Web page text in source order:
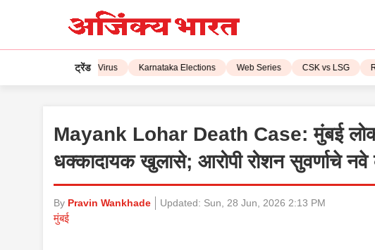
ट्रेंड
Corona Virus Karnataka Elections Web Series CSK vs LSG
Mayank Lohar Death Case: मुंबई
धक्कादायक खुलासे; आरोपी रोशन सुवर्णाचे
By Pravin Wankhade Updated: Sun, 28 Jun, 2026 2:13 PM
मुंबई